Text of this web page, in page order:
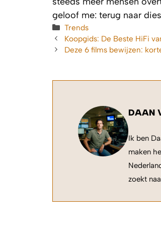
geloof me: terug naar
Categorieën
Trends
Koopgids: De Beste HiFi
Deze 6 films bewijzen:
DAAN
Ik ben
maken
zoekt